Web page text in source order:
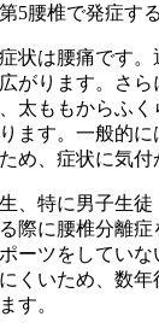
5腰椎で発症す
状は腰痛です
がります。さ
太ももからふ
ます。一般的
め、症状に気付
、特に男子生徒
際に腰椎分離
ーツをしてい
くいため、数
す。